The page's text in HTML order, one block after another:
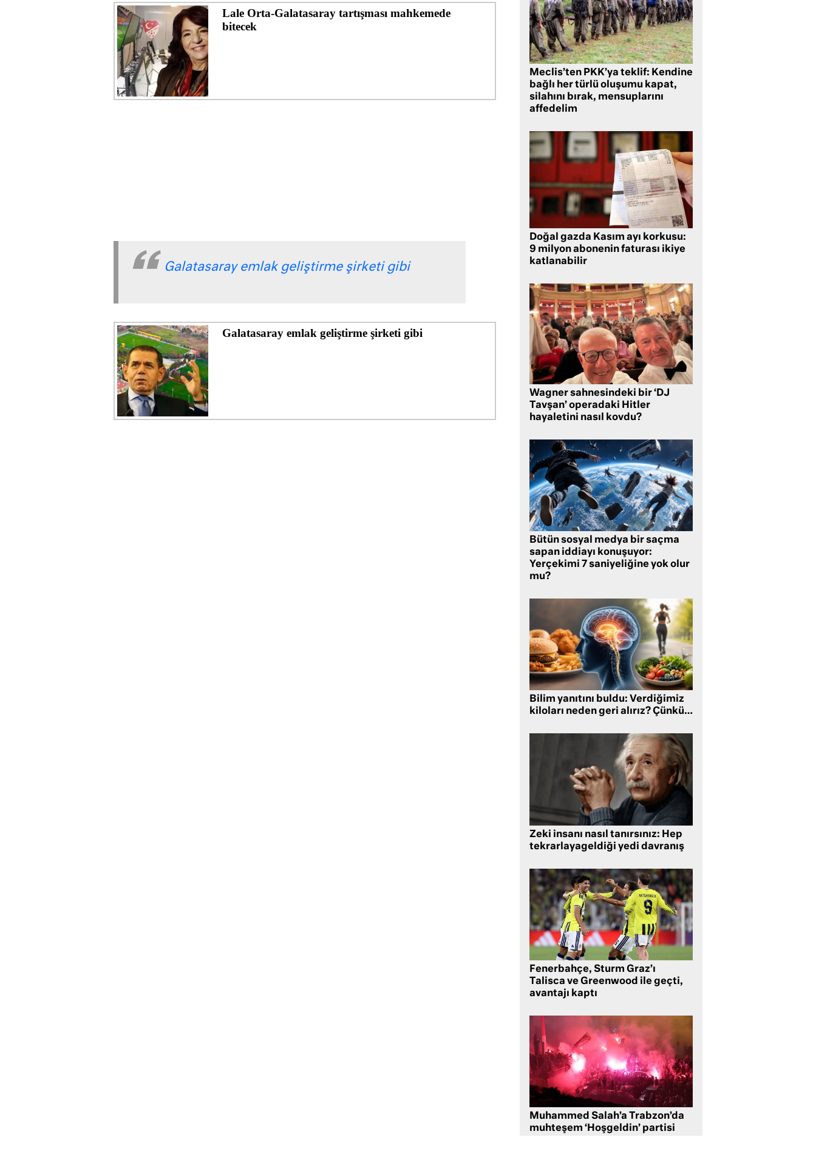
Galatasaray emlak geliştirme şirketi gibi
Meclis’ten PKK’ya teklif: Kendine
bağlı her türlü oluşumu kapat,
silahını bırak, mensuplarını
affedelim
Doğal gazda Kasım ayı korkusu:
9 milyon abonenin faturası ikiye
katlanabilir
Wagner sahnesindeki bir ‘DJ
Tavşan’ operadaki Hitler
hayaletini nasıl kovdu?
Bütün sosyal medya bir saçma
sapan iddiayı konuşuyor:
Yerçekimi 7 saniyeliğine yok olur
mu?
Bilim yanıtını buldu: Verdiğimiz
kiloları neden geri alırız? Çünkü…
Zeki insanı nasıl tanırsınız: Hep
tekrarlayageldiği yedi davranış
Fenerbahçe, Sturm Graz’ı
Talisca ve Greenwood ile geçti,
avantajı kaptı
Muhammed Salah’a Trabzon’da
muhteşem ‘Hoşgeldin’ partisi